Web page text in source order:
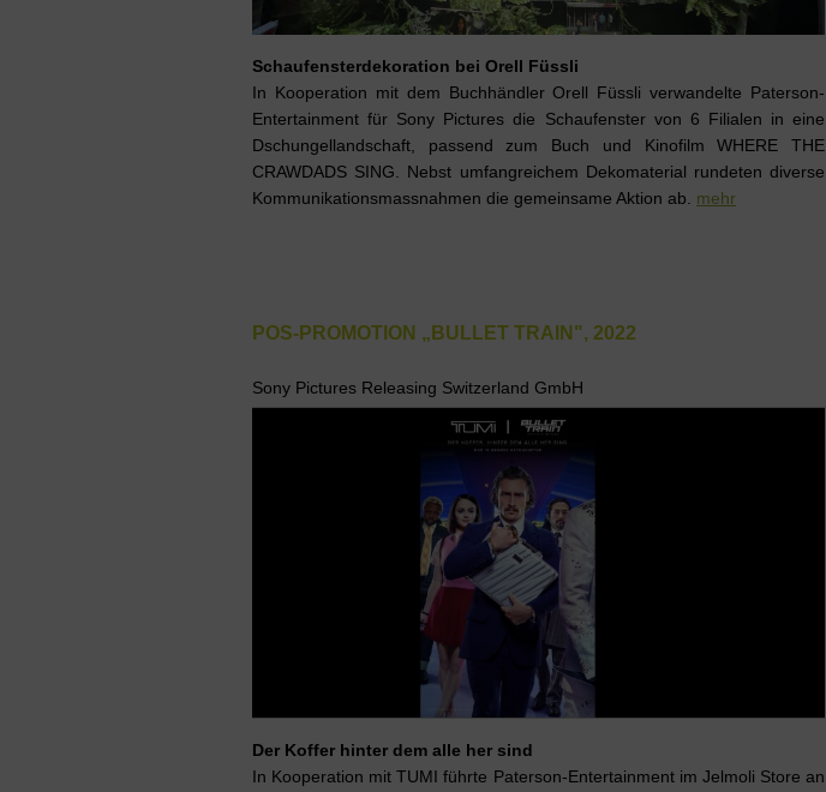
Schaufensterdekoration bei Orell Füssli
In Kooperation mit dem Buchhändler Orell Füssli verwandelte Paterson-
Entertainment für Sony Pictures die Schaufenster von 6 Filialen in eine
Dschungellandschaft, passend zum Buch und Kinofilm WHERE THE
CRAWDADS SING. Nebst umfangreichem Dekomaterial rundeten diverse
Kommunikationsmassnahmen die gemeinsame Aktion ab. mehr
POS-PROMOTION „BULLET TRAIN", 2022
Sony Pictures Releasing Switzerland GmbH
Der Koffer hinter dem alle her sind
In Kooperation mit TUMI führte Paterson-Entertainment im Jelmoli Store an